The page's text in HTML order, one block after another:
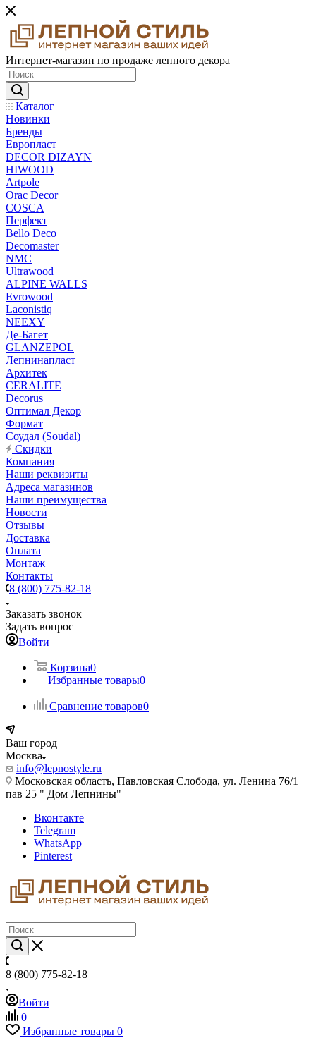
Интернет-магазин по продаже лепного декора
Каталог
Новинки
Бренды
Европласт
DECOR DIZAYN
HIWOOD
Artpole
Orac Decor
COSCA
Перфект
Bello Deco
Decomaster
NMС
Ultrawood
ALPINE WALLS
Evrowood
Laconistiq
NEEXY
Де-Багет
GLANZEPOL
Лепнинапласт
Архитек
CERALITE
Decorus
Оптимал Декор
Формат
Соудал (Soudal)
Скидки
Компания
Наши реквизиты
Адреса магазинов
Наши преимущества
Новости
Отзывы
Доставка
Оплата
Монтаж
Контакты
8 (800) 775-82-18
Заказать звонок
Задать вопрос
Войти
Корзина0
Избранные товары0
Сравнение товаров0
Ваш город
Москва
info@lepnostyle.ru
Московская область, Павловская Слобода, ул. Ленина 76/1
пав 25 " Дом Лепнины"
Вконтакте
Telegram
WhatsApp
Pinterest
8 (800) 775-82-18
Войти
0
Избранные товары 0